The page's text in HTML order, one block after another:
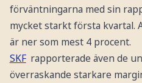
förväntningarna med sin
mycket starkt första kvartal.
är ner som mest 4 procent.
SKF rapporterade även de
överraskande starkare